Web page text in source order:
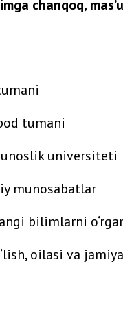
chanqoq,
tumani
universiteti
munosabatlar
bilimlarni
oilasi va